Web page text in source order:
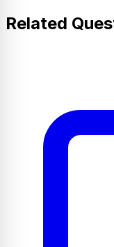
Related